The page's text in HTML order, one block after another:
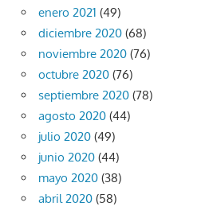
enero 2021 (49)
diciembre 2020 (68)
noviembre 2020 (76)
octubre 2020 (76)
septiembre 2020 (78)
agosto 2020 (44)
julio 2020 (49)
junio 2020 (44)
mayo 2020 (38)
abril 2020 (58)